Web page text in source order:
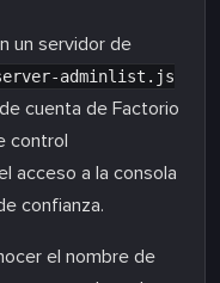
un servidor de
adminlist.js
cuenta de Factorio
control
acceso a la consola
confianza.
el nombre de